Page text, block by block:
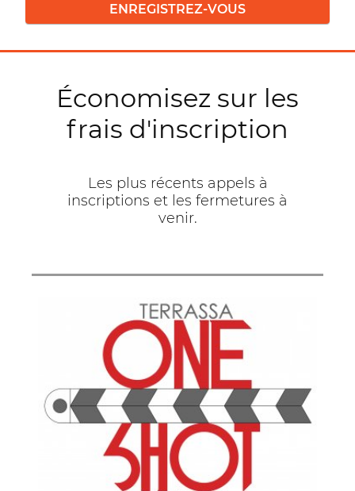
ENREGISTREZ-VOUS
Économisez sur les
frais d'inscription
Les plus récents appels à
inscriptions et les fermetures à
venir.